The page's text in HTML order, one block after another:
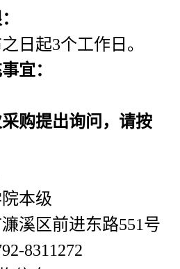
日起3个工作日。
宜：
购提出询问，请按
本级
溪区前进东路551号
8311272